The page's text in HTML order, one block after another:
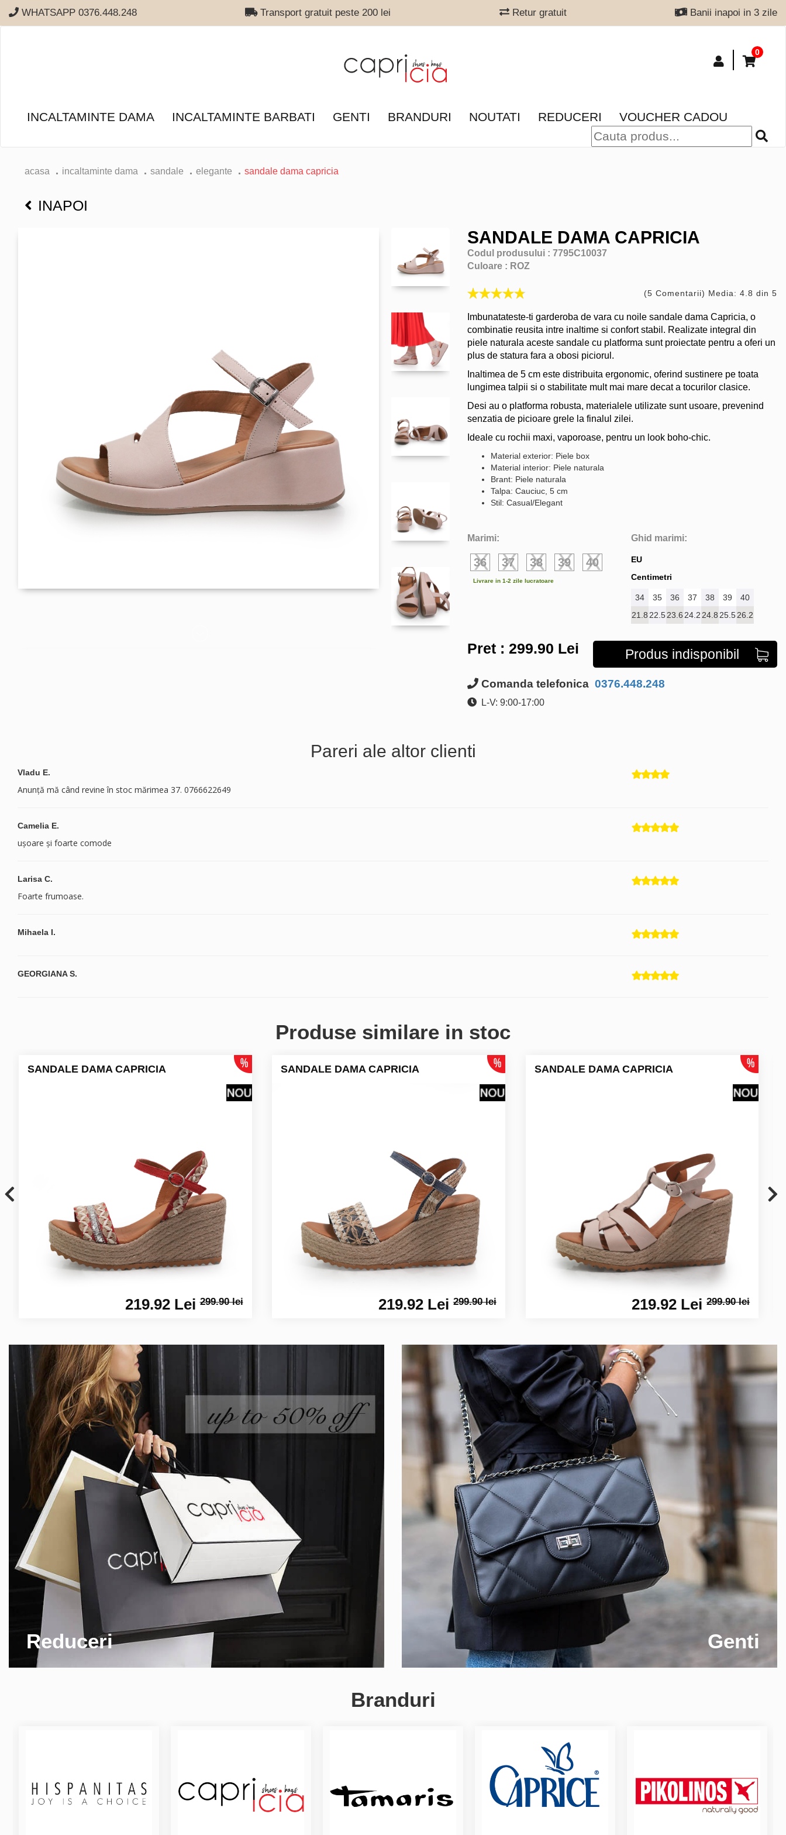
WHATSAPP 0376.448.248 Transport gratuit peste 200 lei Retur gratuit Banii inapoi in 3 zile
0
INCALTAMINTE DAMA INCALTAMINTE BARBATI GENTI BRANDURI NOUTATI REDUCERI VOUCHER CADOU
acasa incaltaminte dama sandale elegante sandale dama capricia
INAPOI
SANDALE DAMA CAPRICIA
Codul produsului : 7795C10037
Culoare : ROZ
(5 Comentarii) Media: 4.8 din 5
Imbunatateste-ti garderoba de vara cu noile sandale dama Capricia, o
combinatie reusita intre inaltime si confort stabil. Realizate integral din
piele naturala aceste sandale cu platforma sunt proiectate pentru a oferi un
plus de statura fara a obosi piciorul.
Inaltimea de 5 cm este distribuita ergonomic, oferind sustinere pe toata
lungimea talpii si o stabilitate mult mai mare decat a tocurilor clasice.
Desi au o platforma robusta, materialele utilizate sunt usoare, prevenind
senzatia de picioare grele la finalul zilei.
Ideale cu rochii maxi, vaporoase, pentru un look boho-chic.
Material exterior: Piele box
Material interior: Piele naturala
Brant: Piele naturala
Talpa: Cauciuc, 5 cm
Stil: Casual/Elegant
Marimi:
36 37 38 39 40
Livrare in 1-2 zile lucratoare
Ghid marimi:
EU
Centimetri
34 35 36 37 38 39
40
21.8 22.523.6 24.2 24.8 25.526.2
Pret : 299.90 Lei Produs indisponibil
Comanda telefonica 0376.448.248
L-V: 9:00-17:00
Pareri ale altor clienti
Vladu E.
Anunță mă când revine în stoc mărimea 37. 0766622649
Camelia E.
ușoare și foarte comode
Larisa C.
Foarte frumoase.
Mihaela I.
GEORGIANA S.
Produse similare in stoc
SANDALE DAMA CAPRICIA
219.92 Lei299.90 lei
SANDALE DAMA CAPRICIA
219.92 Lei299.90 lei
SANDALE DAMA CAPRICIA
219.92 Lei299.90 lei
Reduceri Genti
Branduri